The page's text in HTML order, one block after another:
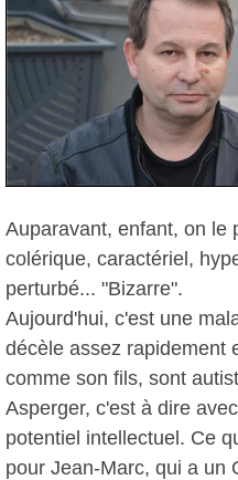
Auparavant, enfant, on le
colérique, caractériel,
perturbé... "Bizarre".
Aujourd'hui, c'est une
décèle assez rapidement
comme son fils, sont
Asperger, c'est à dire
potentiel intellectuel. Ce
pour Jean-Marc, qui a un